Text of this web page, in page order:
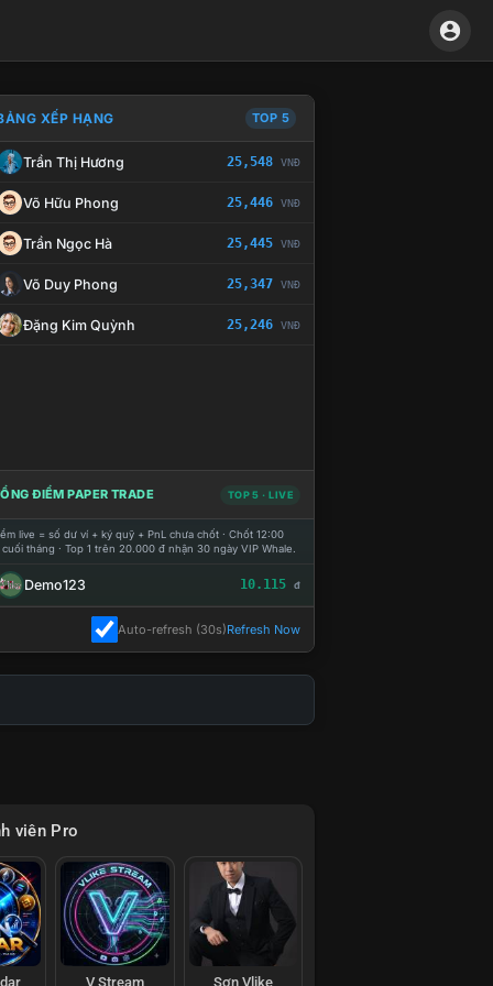
CHẾ TÀI XỬ LÝ VI PHẠM
XẾP HẠNG TOP 5
Trần Thị Hương 25,548 VNĐ
Võ Hữu Phong 25,446 VNĐ
Trần Ngọc Hà 25,445 VNĐ
Võ Duy Phong 25,347 VNĐ
Đặng Kim Quỳnh 25,246 VNĐ
ĐIỂM PAPER TRADE TOP 5 · LIVE
live = số dư ví + ký quỹ + PnL chưa chốt · Chốt 12:00
tháng · Top 1 trên 20.000 đ nhận 30 ngày VIP Whale.
Demo123 10.115 đ
Auto-refresh (30s)Refresh Now
viên Pro
V Stream Sơn Vlike